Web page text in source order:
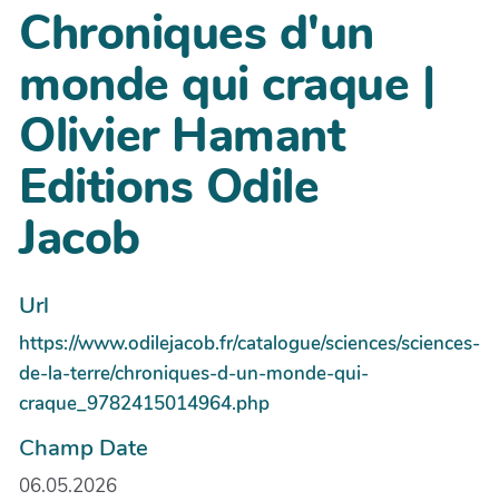
Chroniques d'un
monde qui craque |
Olivier Hamant
Editions Odile
Jacob
Url
https://www.odilejacob.fr/catalogue/sciences/sciences-
de-la-terre/chroniques-d-un-monde-qui-
craque_9782415014964.php
Champ Date
06.05.2026